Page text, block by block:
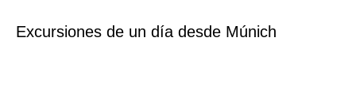
Excursiones de un día desde Múnich